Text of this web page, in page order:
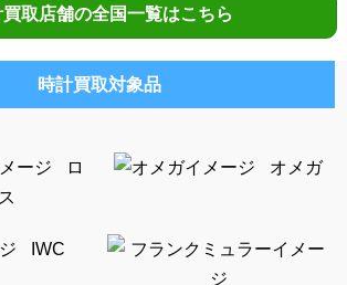
買取店舗の全国一覧はこちら
時計買取対象品
ロ
オメガ
IWC